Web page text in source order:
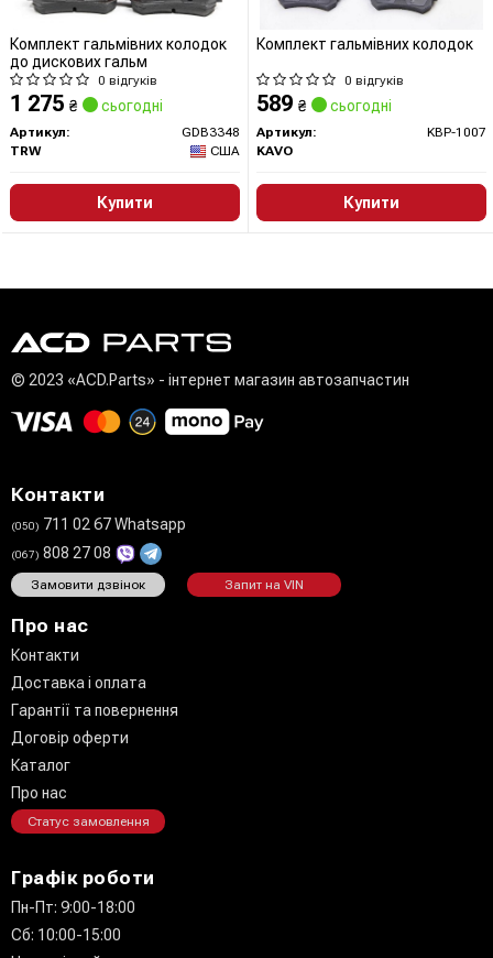
Комплект гальмівних колодок
до дискових гальм
0 відгуків
1 275 ₴ сьогодні
Артикул:
GDB3348
TRW
США
Купити
Комплект гальмівних колодок
0 відгуків
589 ₴ сьогодні
Артикул:
KBP-1007
KAVO
Купити
© 2023 «ACD.Parts» - інтернет магазин автозапчастин
Контакти
(050) 711 02 67 Whatsapp
(067) 808 27 08
Замовити дзвінок Запит на VIN
Про нас
Контакти
Доставка і оплата
Гарантії та повернення
Договір оферти
Каталог
Про нас
Статус замовлення
Графік роботи
Пн-Пт: 9:00-18:00
Сб: 10:00-15:00